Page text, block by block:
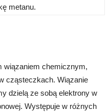
metanu.
wiązaniem chemicznym,
cząsteczkach. Wiązanie
dzielą ze sobą elektrony w
Występuje w różnych